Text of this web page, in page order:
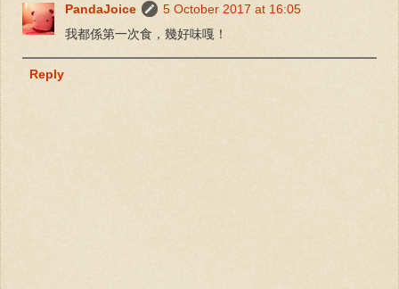
PandaJoice
5 October 2017 at 16:05
我都係第一次食，幾好味嘎！
Reply